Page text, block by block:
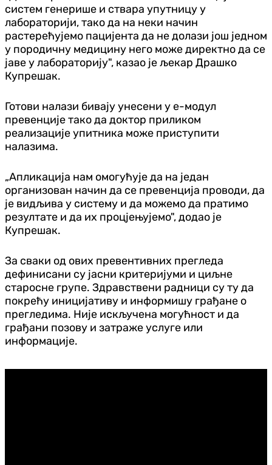
систем генерише и ствара упутницу у
лабораторији, тако да на неки начин
растерећујемо пацијента да не долази још једном
у породичну медицину него може директно да се
јаве у лабораторију", казао је љекар Драшко
Купрешак.
Готови налази бивају унесени у е-модул
превенције тако да доктор приликом
реализације упитника може приступити
налазима.
„Апликација нам омогућује да на један
организован начин да се превенција проводи, да
је видљива у систему и да можемо да пратимо
резултате и да их процјењујемо", додао је
Купрешак.
За сваки од ових превентивних прегледа
дефинисани су јасни критеријуми и циљне
старосне групе. Здравствени радници су ту да
покрећу иницијативу и информишу грађане о
прегледима. Није искључена могућност и да
грађани позову и затраже услуге или
информације.